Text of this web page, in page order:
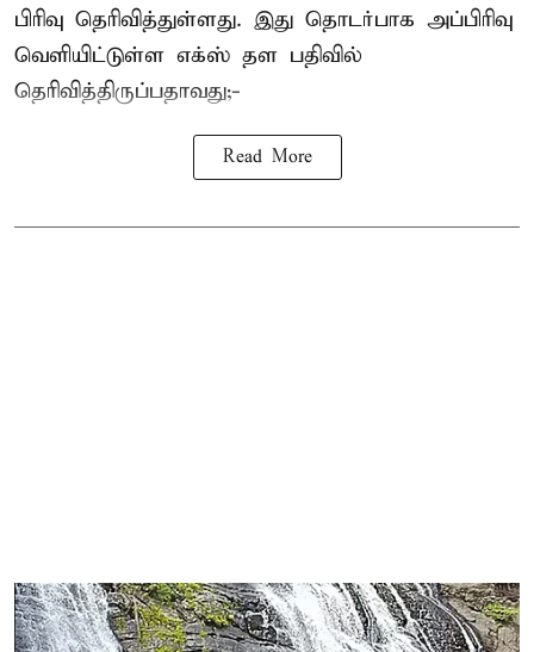
பிரிவு தெரிவித்துள்ளது. இது தொடர்பாக அப்பிரிவு
வெளியிட்டுள்ள எக்ஸ் தள பதிவில்
தெரிவித்திருப்பதாவது;-
Read More